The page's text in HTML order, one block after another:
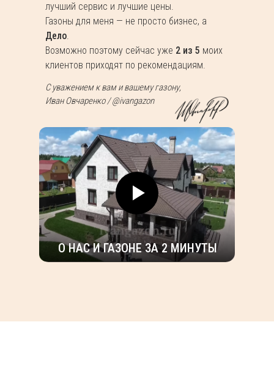
лучший сервис и лучшие цены.
Газоны для меня — не просто бизнес, а
Дело.
Возможно поэтому сейчас уже 2 из 5 моих
клиентов приходят по рекомендациям.
С уважением к вам и вашему газону,
Иван Овчаренко / @ivangazon
О НАС И ГАЗОНЕ ЗА 2 МИНУТЫ